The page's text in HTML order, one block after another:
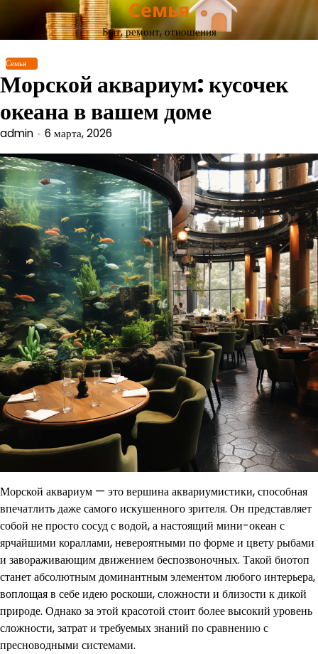
Перейти
содержимому
Семья
Быт, ремонт, отношения
Семья
Морской аквариум: кусочек
океана в вашем доме
admin 6 марта, 2026
Морской аквариум — это вершина аквариумистики, способная
впечатлить даже самого искушенного зрителя. Он представляет
собой не просто сосуд с водой, а настоящий мини-океан с
ярчайшими кораллами, невероятными по форме и цвету рыбами
и завораживающим движением беспозвоночных. Такой биотоп
станет абсолютным доминантным элементом любого интерьера,
воплощая в себе идею роскоши, сложности и близости к дикой
природе. Однако за этой красотой стоит более высокий уровень
сложности, затрат и требуемых знаний по сравнению с
пресноводными системами.